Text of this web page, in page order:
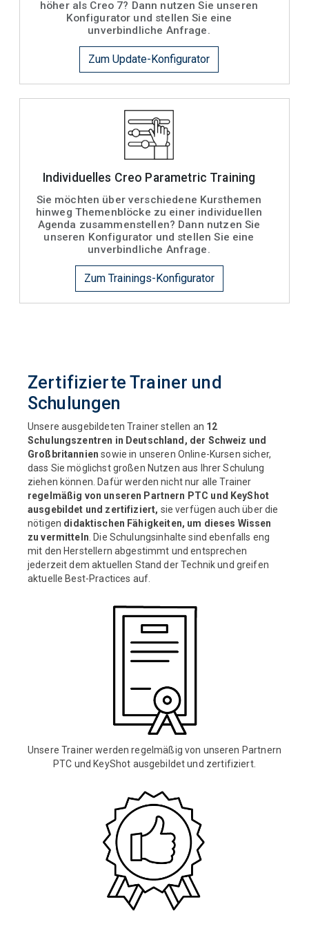
höher als Creo 7? Dann nutzen Sie unseren
Konfigurator und stellen Sie eine
unverbindliche Anfrage.
Zum Update-Konfigurator
Individuelles Creo Parametric Training
Sie möchten über verschiedene Kursthemen
hinweg Themenblöcke zu einer individuellen
Agenda zusammenstellen? Dann nutzen Sie
unseren Konfigurator und stellen Sie eine
unverbindliche Anfrage.
Zum Trainings-Konfigurator
Zertifizierte Trainer und
Schulungen
Unsere ausgebildeten Trainer stellen an 12
Schulungszentren in Deutschland, der Schweiz und
Großbritannien sowie in unseren Online-Kursen sicher,
dass Sie möglichst großen Nutzen aus Ihrer Schulung
ziehen können. Dafür werden nicht nur alle Trainer
regelmäßig von unseren Partnern PTC und KeyShot
ausgebildet und zertifiziert, sie verfügen auch über die
nötigen didaktischen Fähigkeiten, um dieses Wissen
zu vermitteln. Die Schulungsinhalte sind ebenfalls eng
mit den Herstellern abgestimmt und entsprechen
jederzeit dem aktuellen Stand der Technik und greifen
aktuelle Best-Practices auf.
Unsere Trainer werden regelmäßig von unseren Partnern
PTC und KeyShot ausgebildet und zertifiziert.